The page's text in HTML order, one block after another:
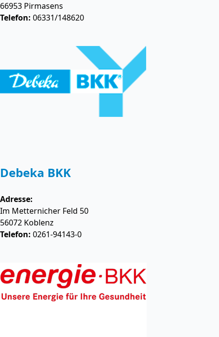
66953 Pirmasens
Telefon: 06331/148620
Debeka BKK
Adresse:
Im Metternicher Feld 50
56072 Koblenz
Telefon: 0261-94143-0